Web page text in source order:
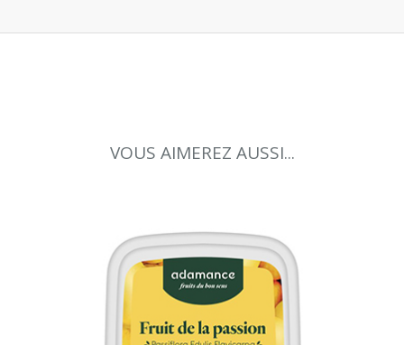
VOUS AIMEREZ AUSSI...